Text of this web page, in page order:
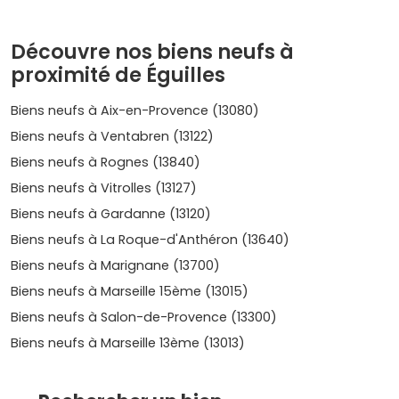
locative soutenueportée par les emplois et les
établissements d'enseignement du pays d'Aix. Les petites
surfaces (T1/T2) près des arrêts de bus et des axes
rapides se louent vite, tandis que les T3/T4 avec terrasse
ou jardin séduisent les familles.
Où acheter dans l'immobilier neuf à
Éguilles : centre-village, secteurs
résidentiels et proximité d'Aix
Éguilles n'est pas une grande métropole, mais plusieurs
secteursse distinguent selon ton projet :
Centre-village: c'est le cœur historique. Tu es
proche des commerces, des écoles et des services.
Les programmes neufs y sont rares, mais très
recherchés pour leur côté pratique et leur charme
Découvre nos biens neufs à
proximité de Éguilles
Biens neufs à Aix-en-Provence (13080)
Biens neufs à Ventabren (13122)
Biens neufs à Rognes (13840)
Biens neufs à Vitrolles (13127)
Biens neufs à Gardanne (13120)
Biens neufs à La Roque-d'Anthéron (13640)
Biens neufs à Marignane (13700)
Biens neufs à Marseille 15ème (13015)
Biens neufs à Salon-de-Provence (13300)
Biens neufs à Marseille 13ème (13013)